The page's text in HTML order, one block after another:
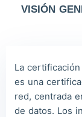
Lia***
Wil***
Luc***
VISIÓN
La
es una
red, centrada
de datos. Los